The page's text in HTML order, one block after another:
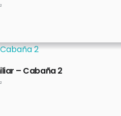
– Cabaña 2